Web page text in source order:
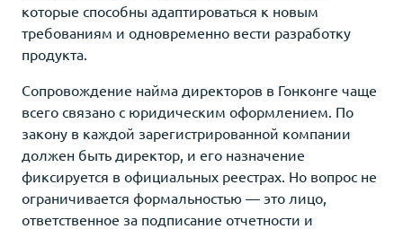
которые способны адаптироваться к новым
требованиям и одновременно вести разработку
продукта.
Сопровождение найма директоров в Гонконге чаще
всего связано с юридическим оформлением. По
закону в каждой зарегистрированной компании
должен быть директор, и его назначение
фиксируется в официальных реестрах. Но вопрос не
ограничивается формальностью — это лицо,
ответственное за подписание отчетности и